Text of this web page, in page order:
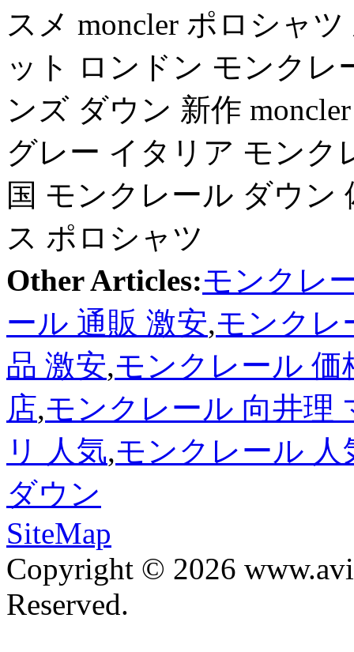
スメ moncler ポロシャ
ット ロンドン モンクレ
ンズ ダウン 新作
グレー イタリア モンク
国 モンクレール ダウン
ス ポロシャツ
Other Articles:モンクレ
ール 通販 激安,モンクレ
品 激安,モンクレール 価
店,モンクレール 向井理
リ 人気,モンクレール 人
ダウン
SiteMap
Copyright © 2026
Reserved.